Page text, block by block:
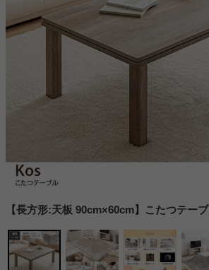
【長方形:天板 90cm×60cm】こたつテー